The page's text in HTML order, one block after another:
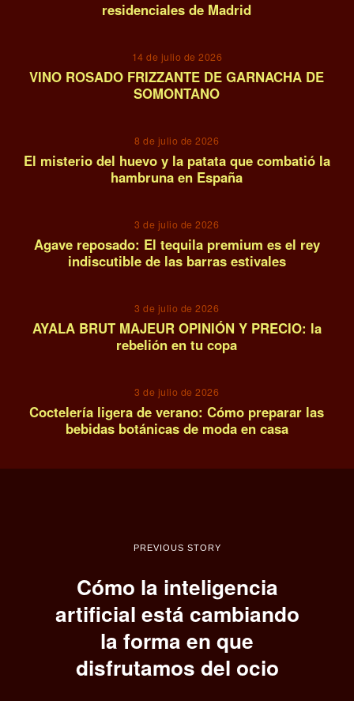
residenciales de Madrid
14 de julio de 2026
VINO ROSADO FRIZZANTE DE GARNACHA DE
SOMONTANO
8 de julio de 2026
El misterio del huevo y la patata que combatió la
hambruna en España
3 de julio de 2026
Agave reposado: El tequila premium es el rey
indiscutible de las barras estivales
3 de julio de 2026
AYALA BRUT MAJEUR OPINIÓN Y PRECIO: la
rebelión en tu copa
3 de julio de 2026
Coctelería ligera de verano: Cómo preparar las
bebidas botánicas de moda en casa
PREVIOUS STORY
Cómo la inteligencia
artificial está cambiando
la forma en que
disfrutamos del ocio